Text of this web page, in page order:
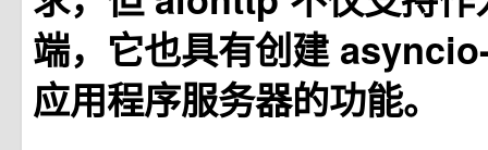
端，它也具有创建
应用程序服务器的功能。